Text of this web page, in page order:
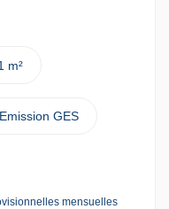
m²
Emission GES
mensuelles